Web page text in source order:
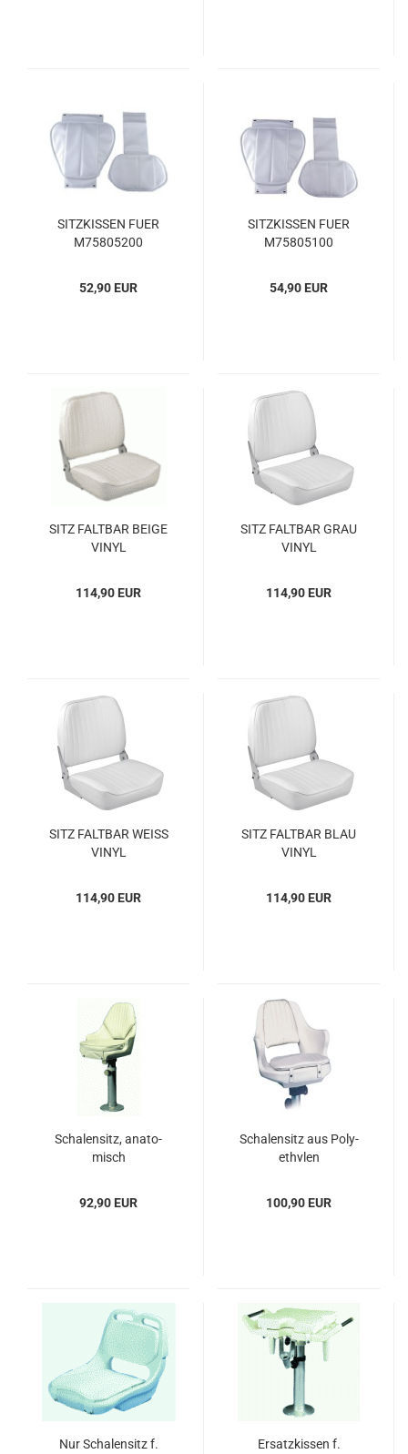
SITZ­KIS­SEN FUER
M75805200
52,90 EUR
SITZ­KIS­SEN FUER
M75805100
54,90 EUR
SITZ FALT­BAR BEIGE
VINYL
114,90 EUR
SITZ FALT­BAR GRAU
VINYL
114,90 EUR
SITZ FALT­BAR WEISS
VINYL
114,90 EUR
SITZ FALT­BAR BLAU
VINYL
114,90 EUR
Scha­len­sitz, ana­to­
misch
92,90 EUR
Scha­len­sitz aus Po­ly­
ethy­len
100,90 EUR
Nur Scha­len­sitz f.
Er­satz­kis­sen f.